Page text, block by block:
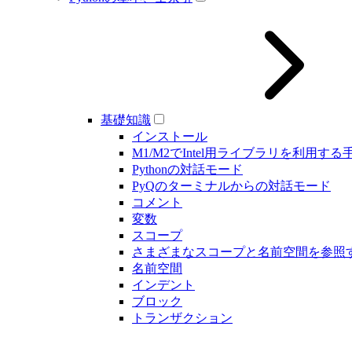
基礎知識
インストール
M1/M2でIntel用ライブラリを利用する
Pythonの対話モード
PyQのターミナルからの対話モード
コメント
変数
スコープ
さまざまなスコープと名前空間を参照
名前空間
インデント
ブロック
トランザクション